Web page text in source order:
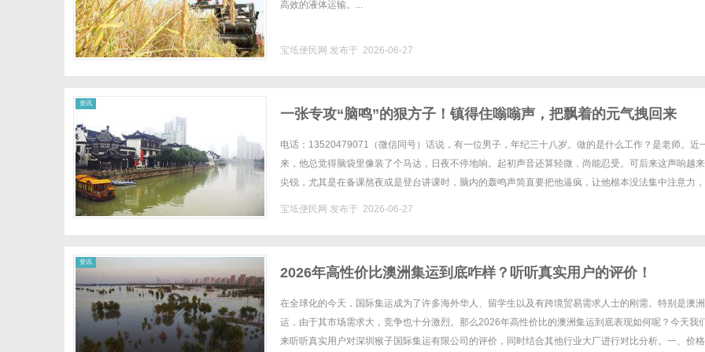
高效的液体运输。...
宝坻便民网 发布于 2026-06-27
资讯
一张专攻“脑鸣”的狠方子！镇得住嗡嗡声，把飘着的元气拽回来
电话：13520479071（微信同号）话说，有一位男子，年纪三十八岁。做的是什么工作？是老师。近
来，他总觉得脑袋里像装了个马达，日夜不停地响。起初声音还算轻微，尚能忍受。可后来这声响越
尖锐，尤其是在备课熬夜或是登台讲课时，脑内的轰鸣声简直要把他逼疯，让他根本没法集中注意力
宝坻便民网 发布于 2026-06-27
资讯
2026年高性价比澳洲集运到底咋样？听听真实用户的评价！
在全球化的今天，国际集运成为了许多海外华人、留学生以及有跨境贸易需求人士的刚需。特别是澳
运，由于其市场需求大，竞争也十分激烈。那么2026年高性价比的澳洲集运到底表现如何呢？今天我
来听听真实用户对深圳猴子国际集运有限公司的评价，同时结合其他行业大厂进行对比分析。一、价